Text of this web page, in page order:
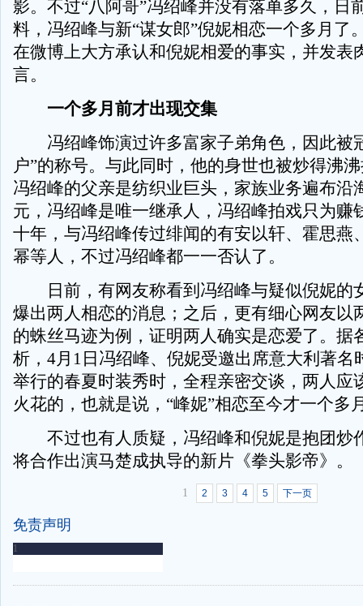
影。不过“八阿哥”冯绍峰并没有落单多久，日
料，冯绍峰与新“谋女郎”倪妮相恋一个多月了
在微博上大方承认和倪妮相爱的事实，并发表
言。
一个多月前才出现交集
冯绍峰饰演过许多富家子弟角色，因此被
户”的称号。与此同时，他的身世也被炒得沸
冯绍峰的父亲是纺织业巨头，家族业务遍布沿
元，冯绍峰是唯一继承人，冯绍峰拍戏只为赚
十年，与冯绍峰传过绯闻的有安以轩、霍思燕
幂等人，不过冯绍峰都一一否认了。
日前，有网友称看到冯绍峰与疑似倪妮的
爆出两人相恋的消息；之后，更有细心网友以
的蛛丝马迹为例，证明两人确实是恋爱了。据
析，4月1日冯绍峰、倪妮受邀出席意大利著名
举行的春夏时装秀时，全程亲密交谈，两人应
火花的，也就是说，“峰妮”相恋至今才一个多
不过也有人质疑，冯绍峰和倪妮是抱团炒
将合作出演马楚成执导的新片《拳头影帝》。
1 2 3 4 5 下一页
免责声明
-